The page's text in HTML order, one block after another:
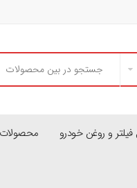
فیلتر و روغن خودرو محصولات